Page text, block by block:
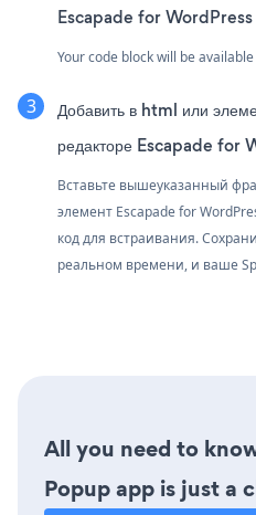
Escapade for WordPress
Your code block will be
Добавить в html или
редакторе Escapade for
Вставьте вышеуказанный
элемент Escapade for
код для встраивания.
реальном времени, и ваше
All you need to
Popup app is just a